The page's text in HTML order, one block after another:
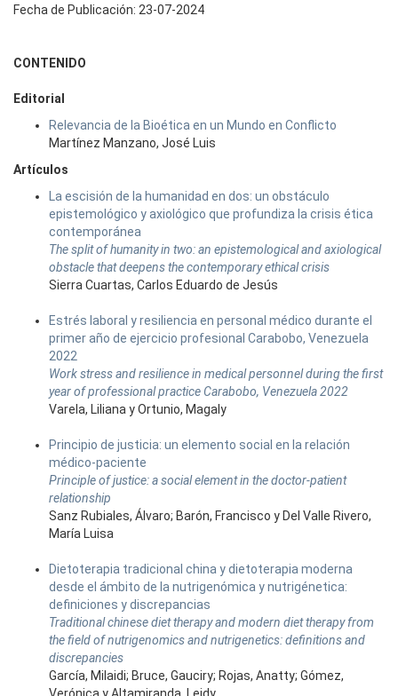
Fecha de Publicación: 23-07-2024
CONTENIDO
Editorial
Relevancia de la Bioética en un Mundo en Conflicto
Martínez Manzano, José Luis
Artículos
La escisión de la humanidad en dos: un obstáculo
epistemológico y axiológico que profundiza la crisis ética
contemporánea
The split of humanity in two: an epistemological and axiological
obstacle that deepens the contemporary ethical crisis
Sierra Cuartas, Carlos Eduardo de Jesús
Estrés laboral y resiliencia en personal médico durante el
primer año de ejercicio profesional Carabobo, Venezuela
2022
Work stress and resilience in medical personnel during the first
year of professional practice Carabobo, Venezuela 2022
Varela, Liliana y Ortunio, Magaly
Principio de justicia: un elemento social en la relación
médico-paciente
Principle of justice: a social element in the doctor-patient
relationship
Sanz Rubiales, Álvaro; Barón, Francisco y Del Valle Rivero,
María Luisa
Dietoterapia tradicional china y dietoterapia moderna
desde el ámbito de la nutrigenómica y nutrigénetica:
definiciones y discrepancias
Traditional chinese diet therapy and modern diet therapy from
the field of nutrigenomics and nutrigenetics: definitions and
discrepancies
García, Milaidi; Bruce, Gauciry; Rojas, Anatty; Gómez,